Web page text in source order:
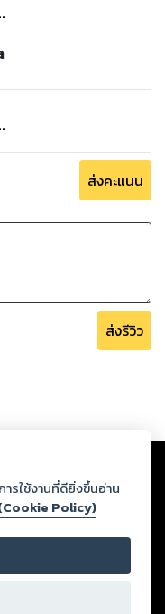
ส่งคะแนน
ส่งรีวิว
รากฏว่าละเมิดสิทธิใน
ยและศีลธรรม ดังนั้น ผู้อ่าน
เอง และหากท่านพบว่าส่วน
ยังบริษัท เพื่อทีมงานจะได้
ขสิทธิ์ตามพระราชบัญญัติ
รใช้งานที่ดียิ่งขึ้นอ่าน
Policy)